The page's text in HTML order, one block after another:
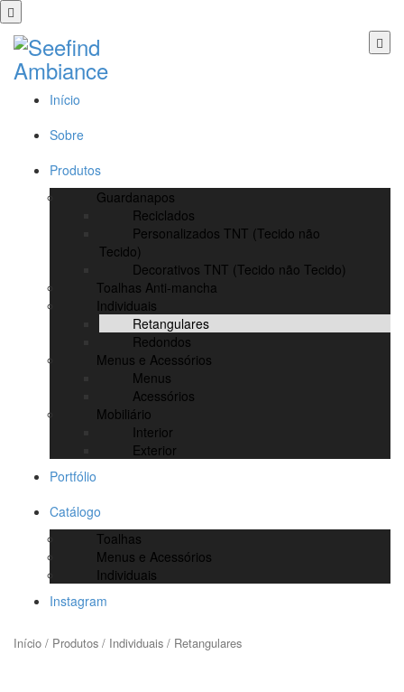
Início
Sobre
Produtos
Guardanapos
Reciclados
Personalizados TNT (Tecido não
Tecido)
Decorativos TNT (Tecido não Tecido)
Toalhas Anti-mancha
Individuais
Retangulares
Redondos
Menus e Acessórios
Menus
Acessórios
Mobiliário
Interior
Exterior
Portfólio
Catálogo
Toalhas
Menus e Acessórios
Individuais
Instagram
Início / Produtos / Individuais / Retangulares